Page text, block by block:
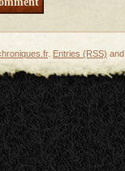
. Entries (RSS) and